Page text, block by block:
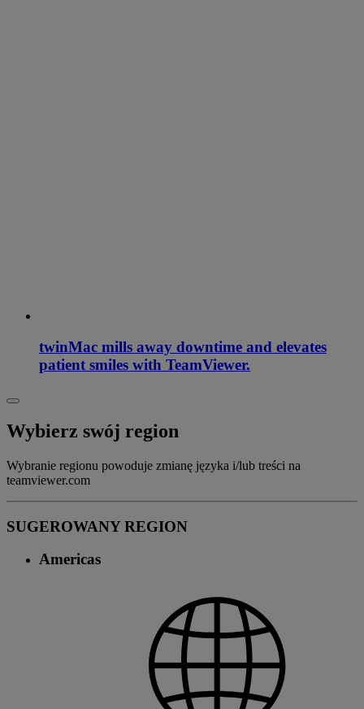
twinMac mills away downtime and elevates
patient smiles with TeamViewer.
Wybierz swój region
Wybranie regionu powoduje zmianę języka i/lub treści na
teamviewer.com
SUGEROWANY REGION
Americas